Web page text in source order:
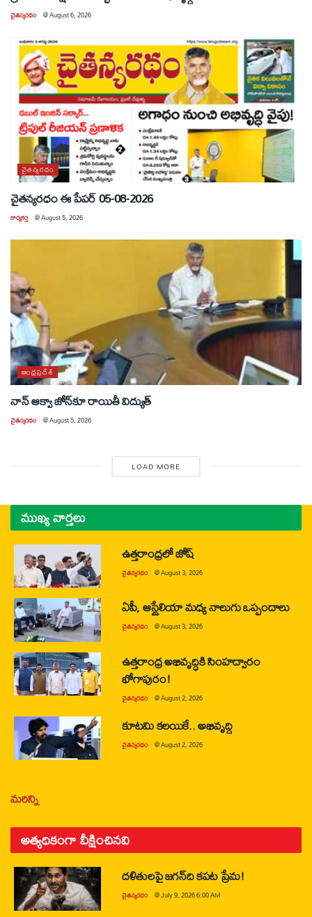
చైతన్యరధం @August 6, 2026
చైతన్యరధం
చైతన్యరధం ఈ పేపర్ 05-08-2026
కార్యకర్త @August 5, 2026
ఆంధ్రప్రదేశ్
నాన్ ఆక్వా జోన్‌కూ రాయితీ విద్యుత్
చైతన్యరధం @August 5, 2026
LOAD MORE
ముఖ్య వార్తలు
ఉత్తరాంధ్రలో జోష్
చైతన్యరధం @August 3, 2026
ఏపీ, ఆస్ట్రేలియా మధ్య నాలుగు ఒప్పందాలు
చైతన్యరధం @August 3, 2026
ఉత్తరాంధ్ర అభివృద్ధికి సింహద్వారం
భోగాపురం!
చైతన్యరధం @August 2, 2026
కూటమి కలయికే.. అభివృద్ధి
చైతన్యరధం @August 2, 2026
మరిన్ని
అత్యధికంగా వీక్షించినవి
దళితులపై జగన్‌ది కపట ప్రేమ!
చైతన్యరధం @July 9, 2026 6:00 AM